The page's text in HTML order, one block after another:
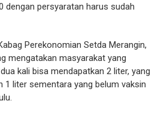
dengan persyaratan harus sudah
Perekonomian Setda Merangin,
mengatakan masyarakat yang
kali bisa mendapatkan 2 liter, yang
1 liter sementara yang belum vaksin